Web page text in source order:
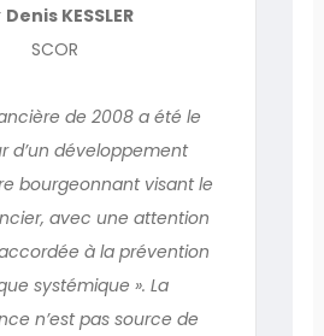
Denis KESSLER
SCOR
de 2008 a été le
d’un développement
bourgeonnant visant le
avec une attention
à la prévention
systémique ». La
n’est pas source de